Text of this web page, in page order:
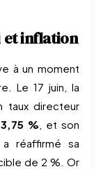
et inflation
à un moment
Le 17 juin, la
taux directeur
%, et son
a réaffirmé sa
de 2 %. Or